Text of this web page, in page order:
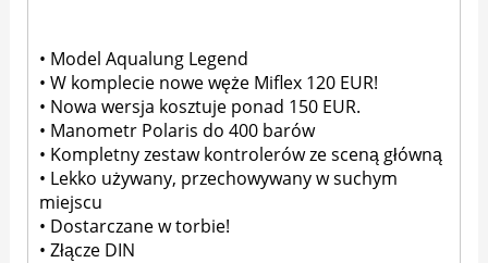
• Model Aqualung Legend
• W komplecie nowe węże Miflex 120 EUR!
• Nowa wersja kosztuje ponad 150 EUR.
• Manometr Polaris do 400 barów
• Kompletny zestaw kontrolerów ze sceną główną
• Lekko używany, przechowywany w suchym
miejscu
• Dostarczane w torbie!
• Złącze DIN